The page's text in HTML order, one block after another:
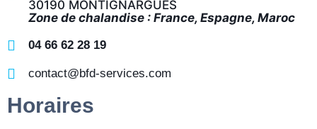
30190 MONTIGNARGUES
Zone de chalandise : France, Espagne, Maroc
04 66 62 28 19
contact@bfd-services.com
Horaires